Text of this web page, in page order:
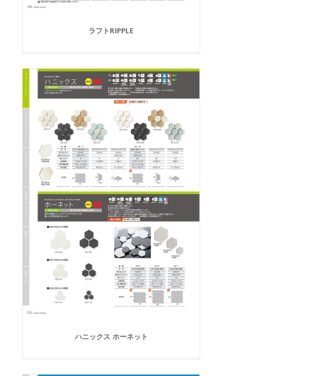
ラフトRIPPLE
ハニックス ホーネット